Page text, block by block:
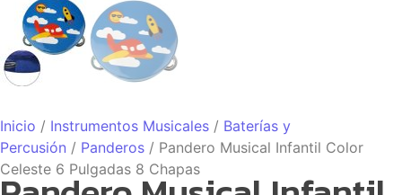
Inicio / Instrumentos Musicales / Baterías y
Percusión / Panderos / Pandero Musical Infantil Color
Celeste 6 Pulgadas 8 Chapas